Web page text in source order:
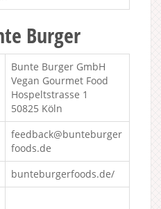
Burger
Bunte Burger GmbH
Vegan Gourmet Food
Hospeltstrasse 1
50825 Köln
feedback@bunteburger
foods.de
bunteburgerfoods.de/